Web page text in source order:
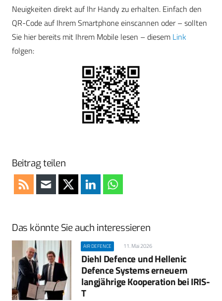
Neuigkeiten direkt auf Ihr Handy zu erhalten. Einfach den
QR-Code auf Ihrem Smartphone einscannen oder – sollten
Sie hier bereits mit Ihrem Mobile lesen – diesem Link
folgen:
Beitrag teilen
Das könnte Sie auch interessieren
AIR DEFENCE 11. Mai 2026
Diehl Defence und Hellenic
Defence Systems erneuern
langjährige Kooperation bei IRIS-
T